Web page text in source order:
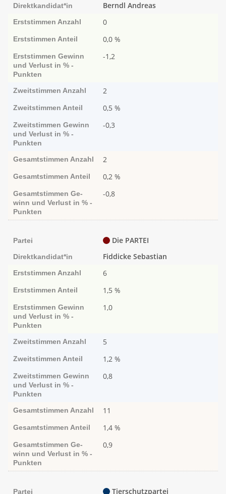
Direktkandidat*in Berndl Andreas
Erststimmen Anzahl 0
Erststimmen Anteil 0,0 %
Erststimmen Ge­­winn
und Ver­­lust in % -
Punk­ten
-1,2
Zweitstimmen Anzahl 2
Zweitstimmen Anteil 0,5 %
Zweitstimmen Ge­­winn
und Ver­­lust in % -
Punk­ten
-0,3
Gesamtstimmen Anzahl 2
Gesamtstimmen Anteil 0,2 %
Gesamtstimmen Ge­­
winn und Ver­­lust in % -
Punk­ten
-0,8
Partei Die PARTEI
Direktkandidat*in Fiddicke Sebastian
Erststimmen Anzahl 6
Erststimmen Anteil 1,5 %
Erststimmen Ge­­winn
und Ver­­lust in % -
Punk­ten
1,0
Zweitstimmen Anzahl 5
Zweitstimmen Anteil 1,2 %
Zweitstimmen Ge­­winn
und Ver­­lust in % -
Punk­ten
0,8
Gesamtstimmen Anzahl 11
Gesamtstimmen Anteil 1,4 %
Gesamtstimmen Ge­­
winn und Ver­­lust in % -
Punk­ten
0,9
Partei Tierschutzpartei